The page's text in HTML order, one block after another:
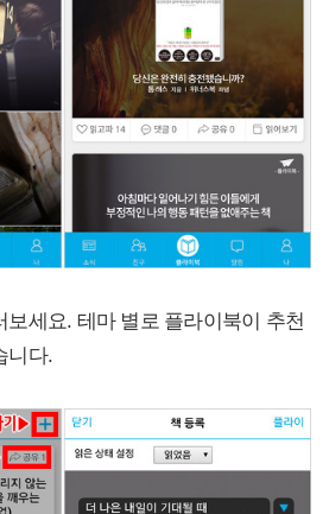
세요. 테마 별로 플라이북이 추천
니다.